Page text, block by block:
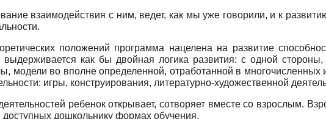
взаимодействия с ним, ведет, как мы уже говорили, и к
положений программа нацелена на развитие
как бы двойная логика развития: с одной
модели во вполне определенной, отработанной в многочисленных
игры, конструирования, литературно-художественной
ребенок открывает, сотворяет вместе со взрослым.
доступных дошкольнику формах обучения.